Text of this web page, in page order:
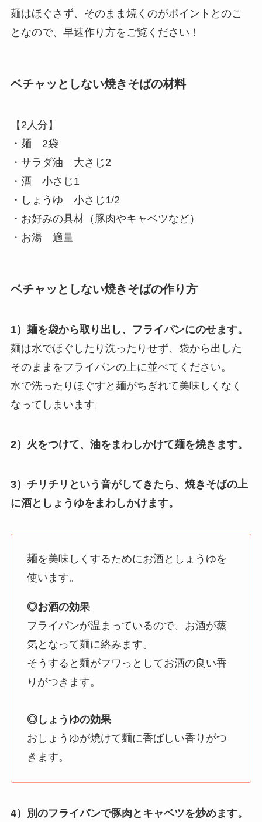
麺はほぐさず、そのまま焼くのがポイントとのこ
となので、早速作り方をご覧ください！
ベチャッとしない焼きそばの材料
【2人分】
・麺 2袋
・サラダ油 大さじ2
・酒 小さじ1
・しょうゆ 小さじ1/2
・お好みの具材（豚肉やキャベツなど）
・お湯 適量
ベチャッとしない焼きそばの作り方
1）麺を袋から取り出し、フライパンにのせます。
麺は水でほぐしたり洗ったりせず、袋から出した
そのままをフライパンの上に並べてください。
水で洗ったりほぐすと麺がちぎれて美味しくなく
なってしまいます。
2）火をつけて、油をまわしかけて麺を焼きます。
3）チリチリという音がしてきたら、焼きそばの上
に酒としょうゆをまわしかけます。
麺を美味しくするためにお酒としょうゆを
使います。
◎お酒の効果
フライパンが温まっているので、お酒が蒸
気となって麺に絡みます。
そうすると麺がフワっとしてお酒の良い香
りがつきます。
◎しょうゆの効果
おしょうゆが焼けて麺に香ばしい香りがつ
きます。
4）別のフライパンで豚肉とキャベツを炒めます。